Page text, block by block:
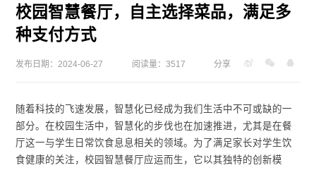
校园智慧餐厅，自主选择菜品，满足多
种支付方式
发布日期：2024-06-27 阅读量：3517 分享
随着科技的飞速发展，智慧化已经成为我们生活中不可或缺的一
部分。在校园生活中，智慧化的步伐也在加速推进，尤其是在餐
厅这一与学生日常饮食息息相关的领域。为了满足家长对学生饮
食健康的关注，校园智慧餐厅应运而生，它以其独特的创新模